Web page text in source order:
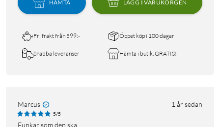
HÄMTA LÄGG I VARUKORGEN
Fri frakt från 599:- Öppet köp i 100 dagar
Snabba leveranser Hämta i butik, GRATIS!
Marcus 1 år sedan
5/5
Funkar som den ska